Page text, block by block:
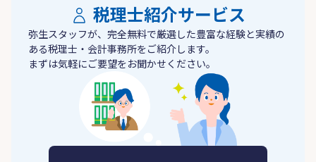
税理士紹介サービス
弥生スタッフが、完全無料で厳選した豊富な経験と実績の
ある税理士・会計事務所をご紹介します。
まずは気軽にご要望をお聞かせください。